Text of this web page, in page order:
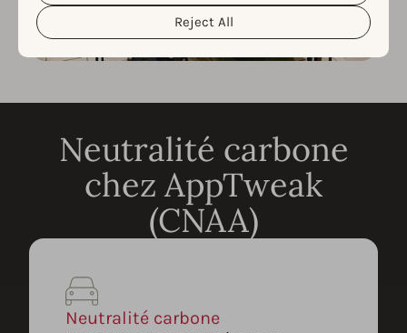
Reject All
Neutralité carbone
chez AppTweak
(CNAA)
Neutralité carbone